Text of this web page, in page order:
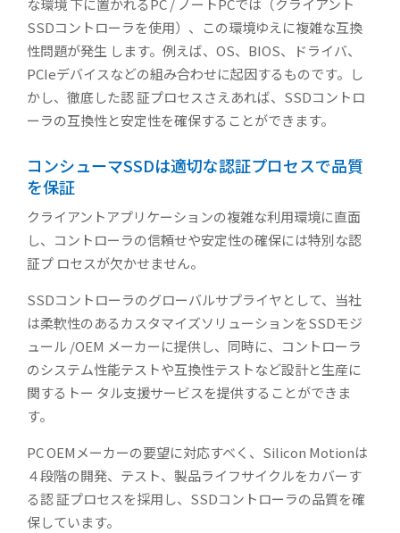
な環境 下に置かれるPC / ノートPCでは（クライアント
SSDコントローラを使用）、この環境ゆえに複雑な互換
性問題が発生 します。例えば、OS、BIOS、ドライバ、
PCIeデバイスなどの組み合わせに起因するものです。し
かし、徹底した認 証プロセスさえあれば、SSDコントロ
ーラの互換性と安定性を確保することができます。
コンシューマSSDは適切な認証プロセスで品質
を保証
クライアントアプリケーションの複雑な利用環境に直面
し、コントローラの信頼せや安定性の確保には特別な認
証プ ロセスが欠かせません。
SSDコントローラのグローバルサプライヤとして、当社
は柔軟性のあるカスタマイズソリューションをSSDモジ
ュール /OEM メーカーに提供し、同時に、コントローラ
のシステム性能テストや互換性テストなど設計と生産に
関するトー タル支援サービスを提供することができま
す。
PC OEMメーカーの要望に対応すべく、Silicon Motionは
４段階の開発、テスト、製品ライフサイクルをカバーす
る認 証プロセスを採用し、SSDコントローラの品質を確
保しています。